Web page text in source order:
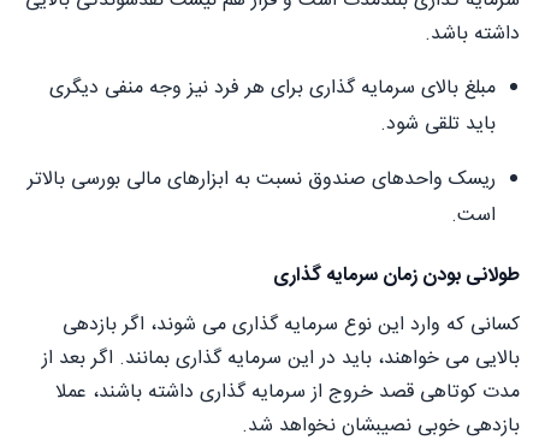
داشته باشد.
مبلغ بالای سرمایه گذاری برای هر فرد نیز وجه منفی دیگری
باید تلقی شود.
ریسک واحدهای صندوق نسبت به ابزارهای مالی بورسی بالاتر
است.
طولانی بودن زمان سرمایه گذاری
کسانی که وارد این نوع سرمایه گذاری می شوند، اگر بازدهی
بالایی می خواهند، باید در این سرمایه گذاری بمانند. اگر بعد از
مدت کوتاهی قصد خروج از سرمایه گذاری داشته باشند، عملا
بازدهی خوبی نصیبشان نخواهد شد.